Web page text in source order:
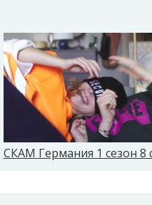
СКАМ Германия 1 сезон 8